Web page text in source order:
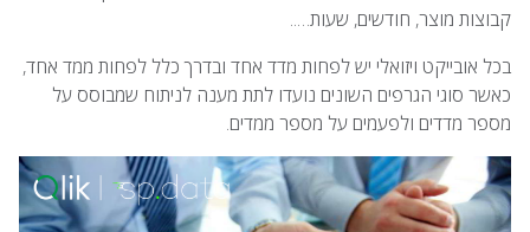
קבוצות מוצר, חודשים, שעות…..
בכל אובייקט ויזואלי יש לפחות מדד אחד ובדרך כלל לפחות ממד אחד,
כאשר סוגי הגרפים השונים נועדו לתת מענה לניתוח שמבוסס על
מספר מדדים ולפעמים על מספר ממדים.